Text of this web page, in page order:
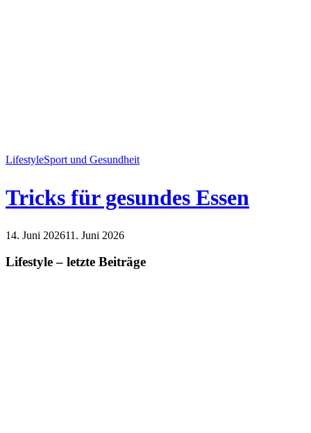
LifestyleSport und Gesundheit
Tricks für gesundes Essen
14. Juni 202611. Juni 2026
Lifestyle – letzte Beiträge